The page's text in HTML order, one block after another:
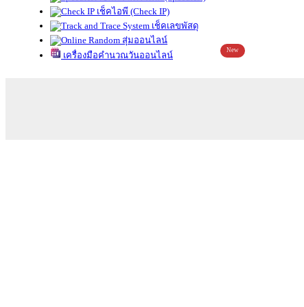
เช็คไอพี (Check IP)
เช็คเลขพัสดุ
สุ่มออนไลน์
เครื่องมือคำนวณวันออนไลน์
New